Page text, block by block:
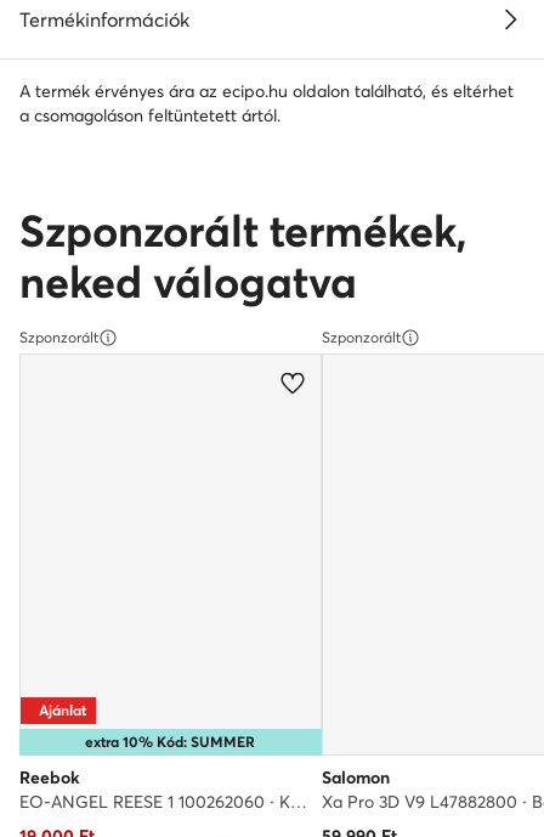
Termékinformációk
A termék érvényes ára az ecipo.hu oldalon található, és eltérhet
a csomagoláson feltüntetett ártól.
Szponzorált termékek,
neked válogatva
Szponzorált
extra 10% Kód: SUMMER
Ajánlat
Reebok
EO-ANGEL REESE 1 100262060 · Kosárlabda cipők
Szponzorált
Salomon
Xa Pro 3D V9 L47882800 ·